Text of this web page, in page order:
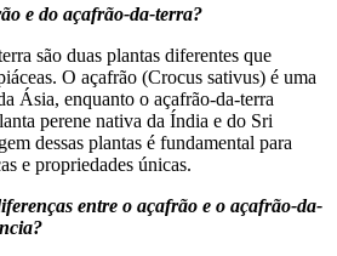
e do açafrão-da-terra?
são duas plantas diferentes que
O açafrão (Crocus sativus) é uma
Ásia, enquanto o açafrão-da-terra
perene nativa da Índia e do Sri
dessas plantas é fundamental para
e propriedades únicas.
entre o açafrão e o açafrão-da-